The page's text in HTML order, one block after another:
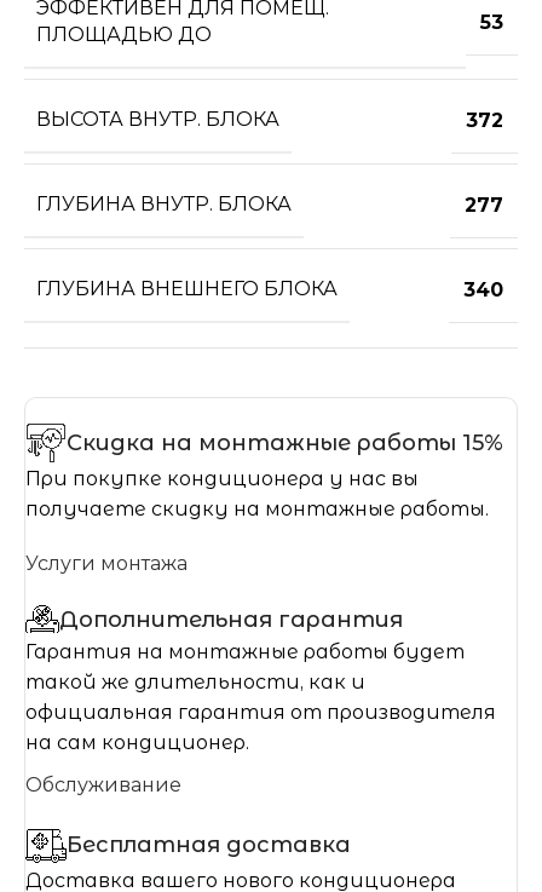
ЭФФЕКТИВЕН ДЛЯ ПОМЕЩ.
ПЛОЩАДЬЮ ДО
53
ВЫСОТА ВНУТР. БЛОКА 372
ГЛУБИНА ВНУТР. БЛОКА 277
ГЛУБИНА ВНЕШНЕГО БЛОКА 340
Скидка на монтажные работы 15%
При покупке кондиционера у нас вы
получаете скидку на монтажные работы.
Услуги монтажа
Дополнительная гарантия
Гарантия на монтажные работы будет
такой же длительности, как и
официальная гарантия от производителя
на сам кондиционер.
Обслуживание
Бесплатная доставка
Доставка вашего нового кондиционера